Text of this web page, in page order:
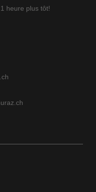
heure plus tôt!